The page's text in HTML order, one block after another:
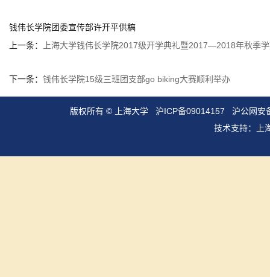
钱伟长学院团委宣传部许开平供稿
上一条：
上海大学钱伟长学院2017级开学典礼暨2017—2018年秋季
下一条： 钱伟长学院15级三班团支部go biking大赛顺利举办
版权所有 ©上海大学 沪ICP备09014157
沪公网安
技术支持：